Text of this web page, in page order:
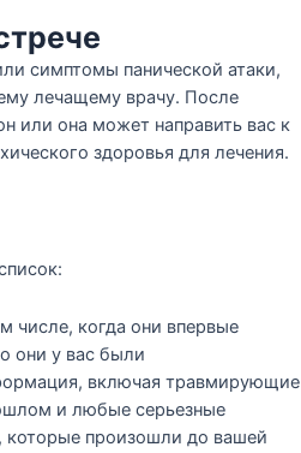
симптомы панической атаки,
лечащему врачу. После
или она может направить вас к
здоровья для лечения.
числе, когда они впервые
они у вас были
включая травмирующие
и любые серьезные
которые произошли до вашей